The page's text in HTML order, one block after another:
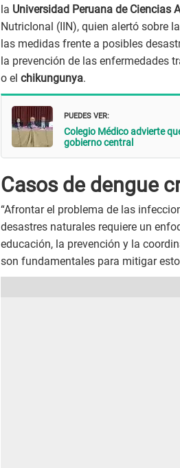
la Universidad Peruana de Ciencias
NutricIonal (IIN), quien alertó sobre
las medidas frente a posibles
la prevención de las enfermedades
o el chikungunya.
PUEDES VER:
Colegio Médico advierte
gobierno central
Casos de dengue
“Afrontar el problema de las
desastres naturales requiere un
educación, la prevención y la
son fundamentales para mitigar